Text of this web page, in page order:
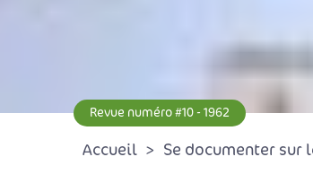
Revue numéro #10 - 1962
Accueil Se documenter sur